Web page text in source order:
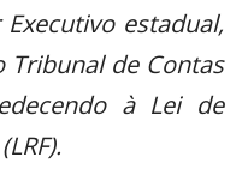
estadual,
de Contas
à Lei de